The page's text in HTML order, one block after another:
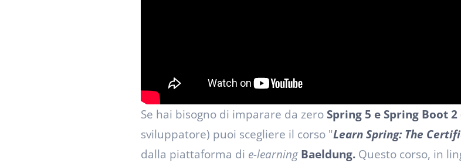
Se hai bisogno di imparare da zero Spring 5 e Spring Boot 2
sviluppatore) puoi scegliere il corso "Learn Spring: The
dalla piattaforma di e-learning Baeldung. Questo corso, in